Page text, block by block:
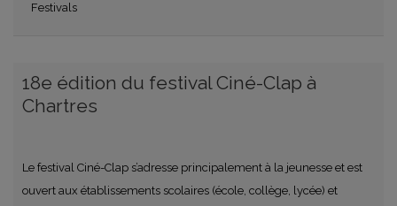
Festivals
18e édition du festival Ciné-Clap à
Chartres
Le festival Ciné-Clap s’adresse principalement à la jeunesse et est
ouvert aux établissements scolaires (école, collège, lycée) et